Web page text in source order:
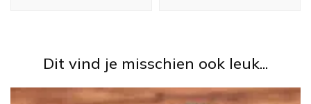
Dit vind je misschien ook leuk...